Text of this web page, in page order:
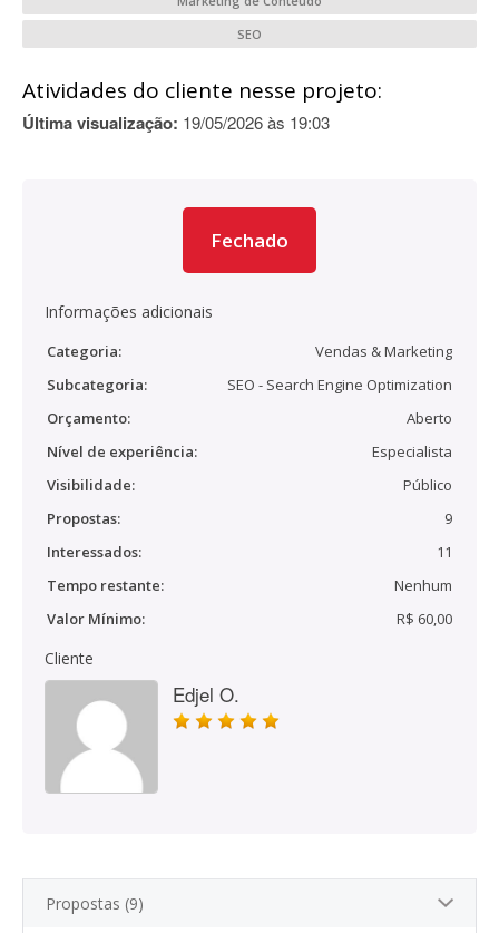
SEO
Atividades do cliente nesse projeto:
Última visualização: 19/05/2026 às 19:03
Fechado
Informações adicionais
Categoria:
Vendas & Marketing
Subcategoria:
SEO - Search Engine Optimization
Orçamento:
Aberto
Nível de experiência:
Especialista
Visibilidade:
Público
Propostas:
9
Interessados:
11
Tempo restante:
Nenhum
Valor Mínimo:
R$ 60,00
Cliente
Edjel O.
Propostas (9)